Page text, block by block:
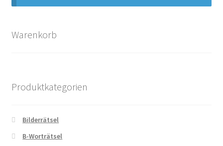
Kostenlose Rätsel
Warenkorb
Produktkategorien
Bilderrätsel
B-Worträtsel